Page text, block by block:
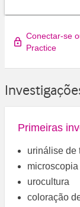
Conectar-se
Practice
Primeiras
urinálise de
urocultura
coloração